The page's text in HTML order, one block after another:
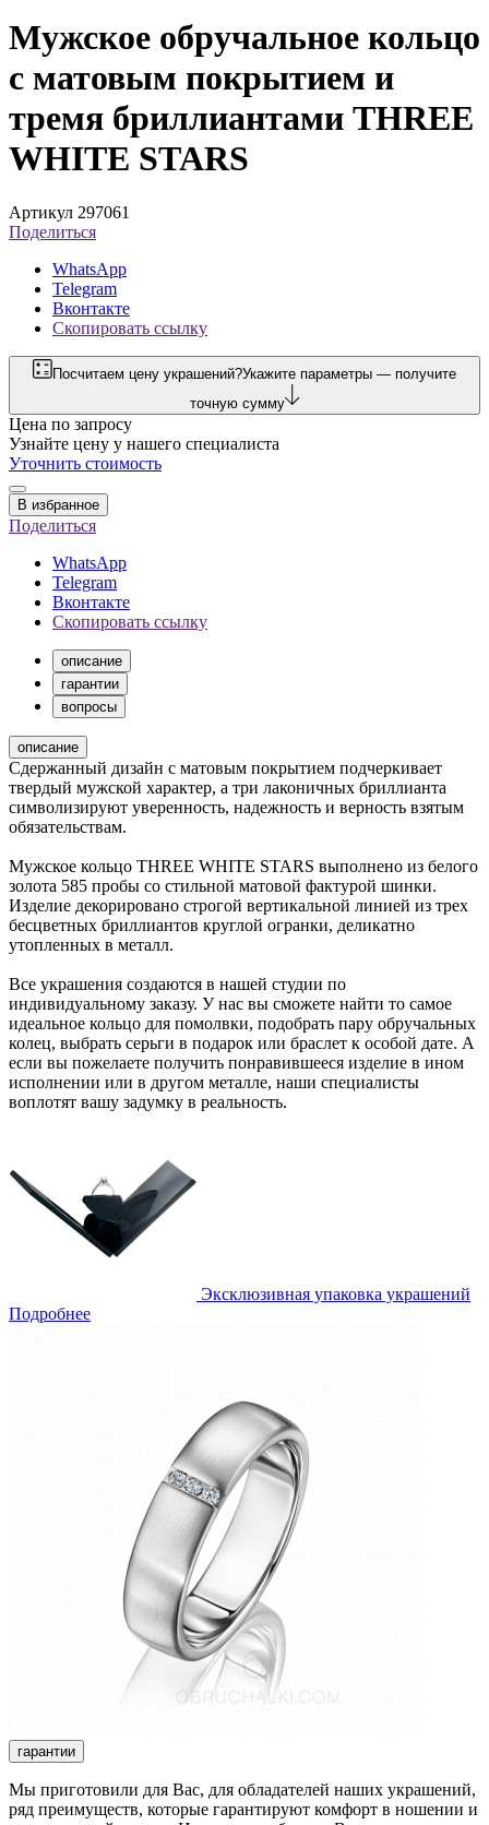
Мужское обручальное кольцо
с матовым покрытием и
тремя бриллиантами THREE
WHITE STARS
Артикул 297061
Поделиться
WhatsApp
Telegram
Вконтакте
Скопировать ссылку
Посчитаем цену украшений?Укажите параметры — получите
точную сумму
Цена по запросу
Узнайте цену у нашего специалиста
Уточнить стоимость
В избранное
Поделиться
WhatsApp
Telegram
Вконтакте
Скопировать ссылку
описание
гарантии
вопросы
описание
Сдержанный дизайн с матовым покрытием подчеркивает
твердый мужской характер, а три лаконичных бриллианта
символизируют уверенность, надежность и верность взятым
обязательствам.
Мужское кольцо THREE WHITE STARS выполнено из белого
золота 585 пробы со стильной матовой фактурой шинки.
Изделие декорировано строгой вертикальной линией из трех
бесцветных бриллиантов круглой огранки, деликатно
утопленных в металл.
Все украшения создаются в нашей студии по
индивидуальному заказу. У нас вы сможете найти то самое
идеальное кольцо для помолвки, подобрать пару обручальных
колец, выбрать серьги в подарок или браслет к особой дате. А
если вы пожелаете получить понравившееся изделие в ином
исполнении или в другом металле, наши специалисты
воплотят вашу задумку в реальность.
Эксклюзивная упаковка украшений
Подробнее
гарантии
Мы приготовили для Вас, для обладателей наших украшений,
ряд преимуществ, которые гарантируют комфорт в ношении и